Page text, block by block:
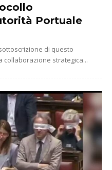
Portuale
di questo
strategica...